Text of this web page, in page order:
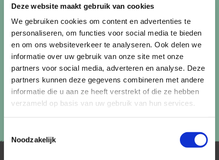
Deze website maakt gebruik van cookies
We gebruiken cookies om content en advertenties te
personaliseren, om functies voor social media te bieden
en om ons websiteverkeer te analyseren. Ook delen we
informatie over uw gebruik van onze site met onze
partners voor social media, adverteren en analyse. Deze
partners kunnen deze gegevens combineren met andere
informatie die u aan ze heeft verstrekt of die ze hebben
verzameld op basis van uw gebruik van hun services.
Noodzakelijk
Aanmelden
Lees in onsprivacybeleid hoe wij zorgvuldig omgaan met uw
gegevens.